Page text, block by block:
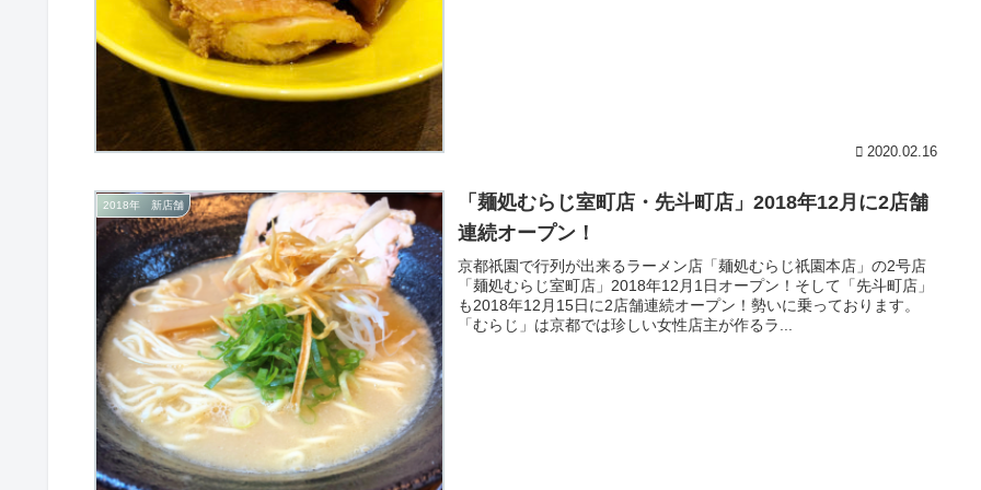
2020.02.16
2018年 新店舗
「麺処むらじ室町店・先斗町店」2018年12月に2店舗
連続オープン！
京都祇園で行列が出来るラーメン店「麺処むらじ祇園本店」の2号店
「麺処むらじ室町店」2018年12月1日オープン！そして「先斗町店」
も2018年12月15日に2店舗連続オープン！勢いに乗っております。
「むらじ」は京都では珍しい女性店主が作るラ...